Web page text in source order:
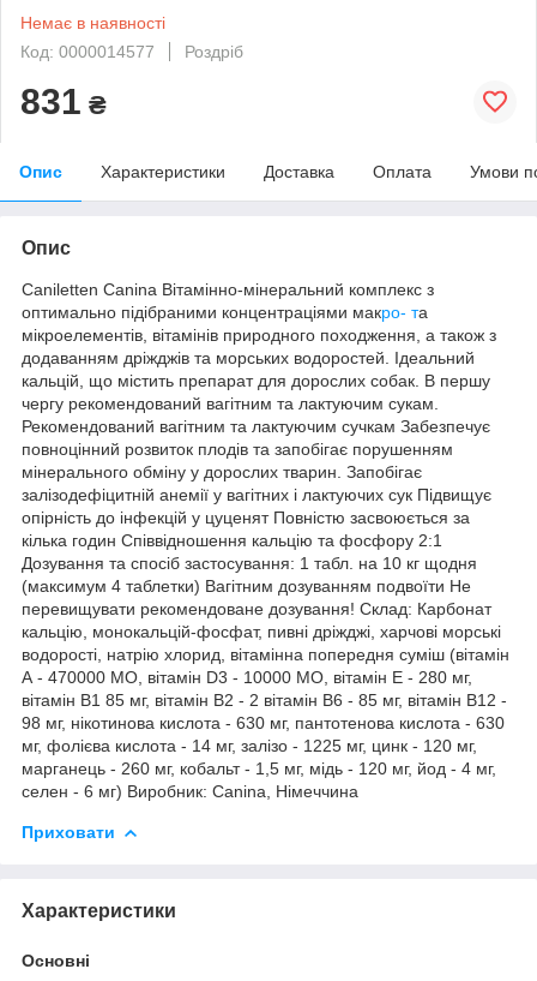
Немає в наявності
Код: 0000014577
Роздріб
831 ₴
Опис Характеристики Доставка Оплата Умови
Опис
Caniletten Canina Вітамінно-мінеральний комплекс з
оптимально підібраними концентраціями макро- та
мікроелементів, вітамінів природного походження, а також з
додаванням дріжджів та морських водоростей. Ідеальний
кальцій, що містить препарат для дорослих собак. В першу
чергу рекомендований вагітним та лактуючим сукам.
Рекомендований вагітним та лактуючим сучкам Забезпечує
повноцінний розвиток плодів та запобігає порушенням
мінерального обміну у дорослих тварин. Запобігає
залізодефіцитній анемії у вагітних і лактуючих сук Підвищує
опірність до інфекцій у цуценят Повністю засвоюється за
кілька годин Співвідношення кальцію та фосфору 2:1
Дозування та спосіб застосування: 1 табл. на 10 кг щодня
(максимум 4 таблетки) Вагітним дозуванням подвоїти Не
перевищувати рекомендоване дозування! Склад: Карбонат
кальцію, монокальцій-фосфат, пивні дріжджі, харчові морські
водорості, натрію хлорид, вітамінна попередня суміш (вітамін
А - 470000 МО, вітамін D3 - 10000 МО, вітамін Е - 280 мг,
вітамін В1 85 мг, вітамін В2 - 2 вітамін В6 - 85 мг, вітамін В12 -
98 мг, нікотинова кислота - 630 мг, пантотенова кислота - 630
мг, фолієва кислота - 14 мг, залізо - 1225 мг, цинк - 120 мг,
марганець - 260 мг, кобальт - 1,5 мг, мідь - 120 мг, йод - 4 мг,
селен - 6 мг) Виробник: Canina, Німеччина
Приховати
Характеристики
Основні